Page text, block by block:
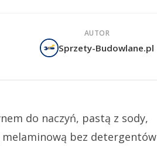
AUTOR
Sprzety-Budowlane.pl
do naczyń, pastą z sody,
bez detergentów